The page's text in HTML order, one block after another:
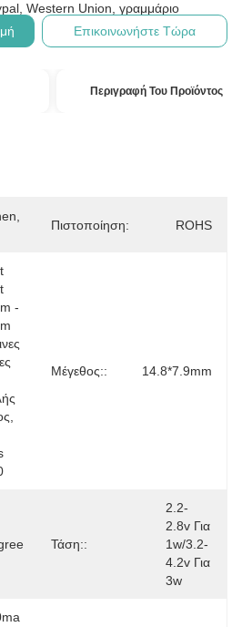
Western Union, γραμμάριο
Επικοινωνήστε Τώρα
Περιγραφή Του Προϊόντος
Πιστοποίηση: ROHS
-
Μέγεθος:: 14.8*7.9mm
Τάση::
2.2-
2.8v Για
1w/3.2-
4.2v Για
3w